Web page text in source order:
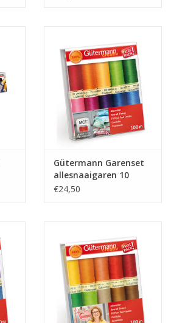
Gütermann Garenset
allesnaaigaren 10
bobijnen col.3
€24,50